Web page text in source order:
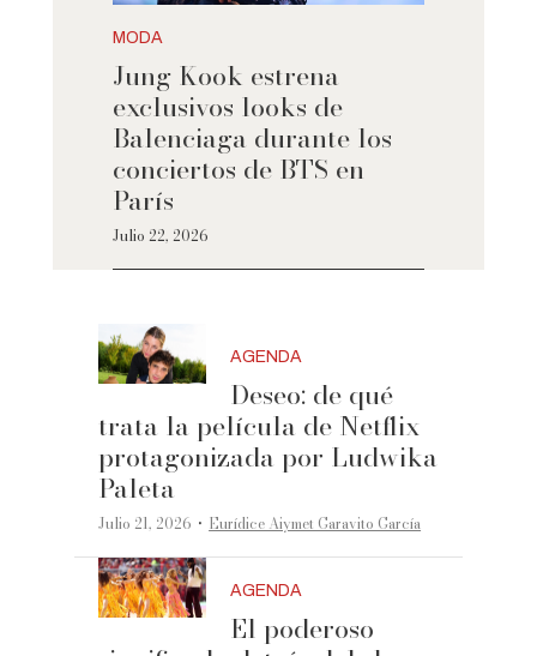
MODA
Jung Kook estrena
exclusivos looks de
Balenciaga durante los
conciertos de BTS en
París
Julio 22, 2026
AGENDA
Deseo: de qué
trata la película de Netflix
protagonizada por Ludwika
Paleta
Julio 21, 2026 ·Eurídice Aiymet Garavito García
AGENDA
El poderoso